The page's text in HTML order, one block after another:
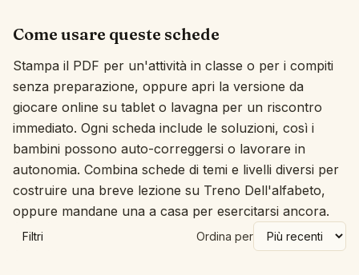
Come usare queste schede
Stampa il PDF per un'attività in classe o per i compiti
senza preparazione, oppure apri la versione da
giocare online su tablet o lavagna per un riscontro
immediato. Ogni scheda include le soluzioni, così i
bambini possono auto-correggersi o lavorare in
autonomia. Combina schede di temi e livelli diversi per
costruire una breve lezione su Treno Dell'alfabeto,
oppure mandane una a casa per esercitarsi ancora.
Filtri Ordina per